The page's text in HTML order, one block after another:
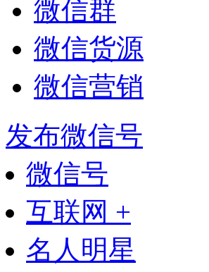
微信群
微信货源
微信营销
发布微信号
微信号
互联网 +
名人明星